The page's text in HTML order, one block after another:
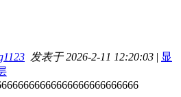
发表于 2026-2-11 12:20:03 | 显